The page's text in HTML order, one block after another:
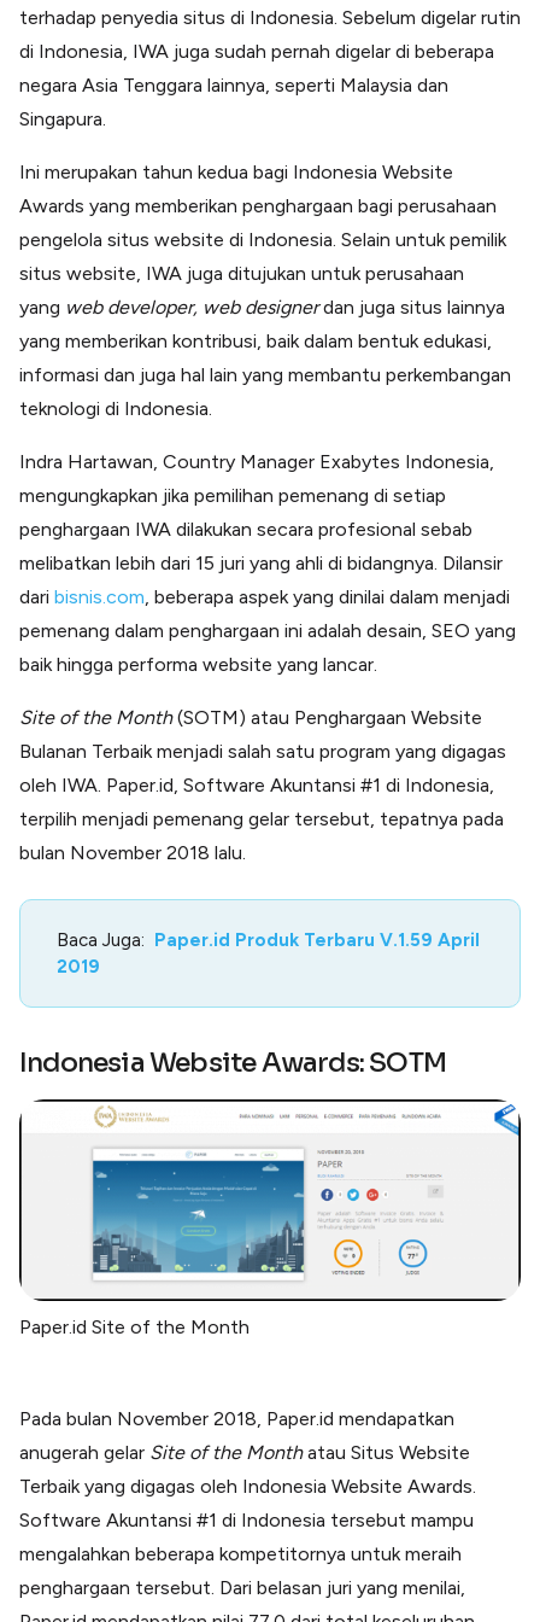
Lainnya
Integrasi sistem bisnis dengan API
Software Akuntansi
Integrasi Paper dengan Accurate
terhadap penyedia situs di Indonesia. Sebelum digelar rutin
di Indonesia, IWA juga sudah pernah digelar di beberapa
negara Asia Tenggara lainnya, seperti Malaysia dan
Singapura.
Ini merupakan tahun kedua bagi Indonesia Website
Awards yang memberikan penghargaan bagi perusahaan
pengelola situs website di Indonesia. Selain untuk pemilik
situs website, IWA juga ditujukan untuk perusahaan
yang web developer, web designerdan juga situs lainnya
yang memberikan kontribusi, baik dalam bentuk edukasi,
informasi dan juga hal lain yang membantu perkembangan
teknologi di Indonesia.
Indra Hartawan, Country Manager Exabytes Indonesia,
mengungkapkan jika pemilihan pemenang di setiap
penghargaan IWA dilakukan secara profesional sebab
melibatkan lebih dari 15 juri yang ahli di bidangnya. Dilansir
dari bisnis.com , beberapa aspek yang dinilai dalam menjadi
pemenang dalam penghargaan ini adalah desain, SEO yang
baik hingga performa website yang lancar.
Site of the Month(SOTM) atau Penghargaan Website
Bulanan Terbaik menjadi salah satu program yang digagas
oleh IWA. Paper.id, Software Akuntansi #1 di Indonesia,
terpilih menjadi pemenang gelar tersebut, tepatnya pada
bulan November 2018 lalu.
Baca Juga: Paper.id Produk Terbaru V.1.59 April
2019
Indonesia Website Awards: SOTM
Paper.id Site of the Month
Pada bulan November 2018, Paper.id mendapatkan
anugerah gelar Site of the Monthatau Situs Website
Terbaik yang digagas oleh Indonesia Website Awards.
Software Akuntansi #1 di Indonesia tersebut mampu
mengalahkan beberapa kompetitornya untuk meraih
penghargaan tersebut. Dari belasan juri yang menilai,